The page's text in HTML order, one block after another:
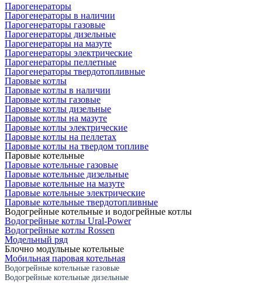
Парогенераторы
Парогенераторы в наличии
Парогенераторы газовые
Парогенераторы дизельные
Парогенераторы на мазуте
Парогенераторы электрические
Парогенераторы пеллетные
Парогенераторы твердотопливные
Паровые котлы
Паровые котлы в наличии
Паровые котлы газовые
Паровые котлы дизельные
Паровые котлы на мазуте
Паровые котлы электрические
Паровые котлы на пеллетах
Паровые котлы на твердом топливе
Паровые котельные
Паровые котельные газовые
Паровые котельные дизельные
Паровые котельные на мазуте
Паровые котельные электрические
Паровые котельные твердотопливные
Водогрейные котельные и водогрейные котлы
Водогрейные котлы Ural-Power
Водогрейные котлы Rossen
Модельный ряд
Блочно модульные котельные
Мобильная паровая котельная
Водогрейные котельные газовые
Водогрейные котельные дизельные